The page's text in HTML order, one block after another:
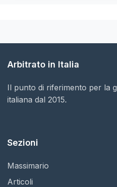
Arbitrato in Italia
Il punto di riferimento per la
italiana dal 2015.
Sezioni
Massimario
Articoli